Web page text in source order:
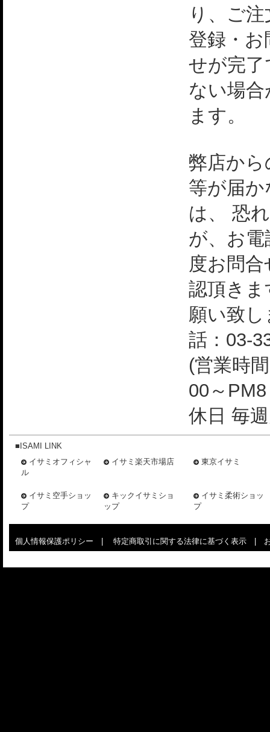
り、ご
登録・
せが完
ない場
ます。
弊店か
等が届
は、 恐
が、お
度お問
認頂き
願い致
話：03-
(営業時
00～
休日 毎
■ISAMI LINK
イサミオフィシャ
ル
イサミ楽天市場店 東京イサミ
イサミ空手ショッ
プ
キックイサミショ
ップ
イサミ柔術ショッ
プ
個人情報保護ポリシー 特定商取引に関する法律に基づく表示